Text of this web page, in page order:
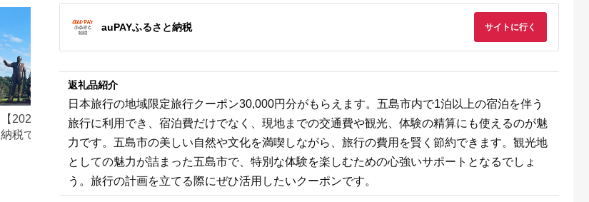
だわり 大磯グルメ 】
【2026年最新版】ふるさと
納税でディズニー返礼品は
もらえる？ホテル・チケッ
ト・公式グッズを徹底解説
ふるさと納税、年収いくら
で30万円寄付できる？おす
すめ返礼品も紹介
auPAYふるさと納税 サイトに行く
返礼品紹介
日本旅行の地域限定旅行クーポン30,000円分がもらえます。五島市内で1泊以上の宿泊を伴う
旅行に利用でき、宿泊費だけでなく、現地までの交通費や観光、体験の精算にも使えるのが魅
力です。五島市の美しい自然や文化を満喫しながら、旅行の費用を賢く節約できます。観光地
としての魅力が詰まった五島市で、特別な体験を楽しむための心強いサポートとなるでしょ
う。旅行の計画を立てる際にぜひ活用したいクーポンです。